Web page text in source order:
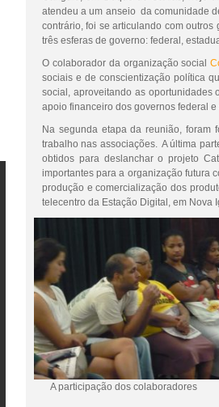
atendeu a um anseio da comunidade
contrário, foi se articulando com
três esferas de governo: federal,
O colaborador da organização social
sociais e de conscientização política
social, aproveitando as oportunidades
apoio financeiro dos governos federal
Na segunda etapa da reunião, foram
trabalho nas associações. A última
obtidos para deslanchar o projeto
importantes para a organização futura
produção e comercialização dos
telecentro da Estação Digital, em Nova
A participação dos colaboradores